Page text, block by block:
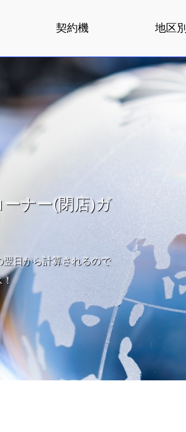
ナー(閉店)ガ
日から計算されるので
！
契約機 地区別